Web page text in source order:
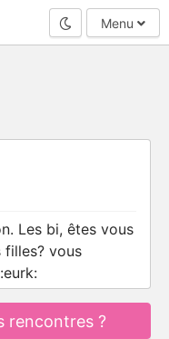
Mode nuit
Menu
Les bi, êtes vous
filles? vous
rencontres ?